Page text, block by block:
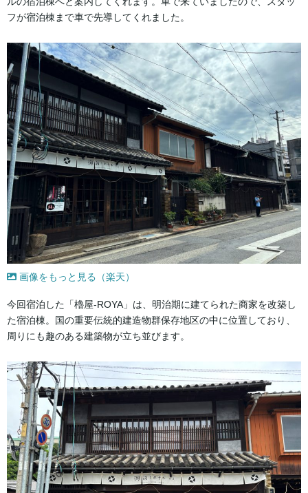
フが宿泊棟まで車で先導してくれました。
画像をもっと見る（楽天）
今回宿泊した「櫓屋-ROYA」は、明治期に建てられた商家を改築し
た宿泊棟。国の重要伝統的建造物群保存地区の中に位置しており、
周りにも趣のある建築物が立ち並びます。